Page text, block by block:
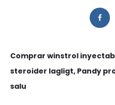
Comprar winstrol
steroider lagligt, Pandy
salu